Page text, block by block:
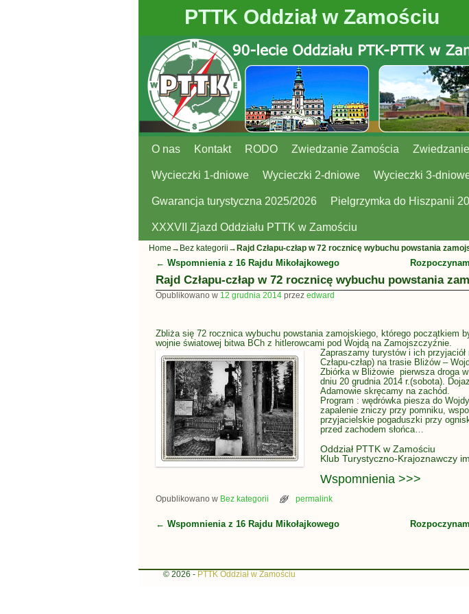
PTTK Oddział w Zamościu
Przejdź do głównej treści
Przejdź do
O nas Kontakt RODO Zwiedzanie Zamościa
Wycieczki 1-dniowe Wycieczki 2-dniowe Wycieczki 3-
Gwarancja turystyczna 2025/2026 Pielgrzymka do Hiszpanii
XXXVII Zjazd Oddziału PTTK w Zamościu
Home → Bez kategorii →Rajd Człapu-człap w 72 rocznicę wybuchu powstania
Nawigacja
← Wspomnienia z 16 Rajdu Mikołajkowego
Rajd Człapu-człap w 72 rocznicę wybuchu powstania
Opublikowano w 12 grudnia 2014 przez edward
Zbliża się 72 rocznica wybuchu powstania zamojskiego, którego początkiem
wojnie światowej bitwa BCh z hitlerowcami pod Wojdą na Zamojszczyźnie.
Zapraszamy turystów i ich
Człapu-człap) na trasie Bliżów –
Zbiórka w Bliżowie pierwsza droga
dniu 20 grudnia 2014 r.(sobota).
Adamowie skręcamy na zachód.
Program : wędrówka piesza do
zapalenie zniczy przy pomniku,
przyjacielskie pogaduszki przy
przed zachodem słońca…
Oddział PTTK w Zamościu
Klub Turystyczno-Krajoznawczy
Wspomnienia >>>
Opublikowano w Bez kategorii permalink
Nawigacja
← Wspomnienia z 16 Rajdu Mikołajkowego
© 2026 - PTTK Oddział w Zamościu